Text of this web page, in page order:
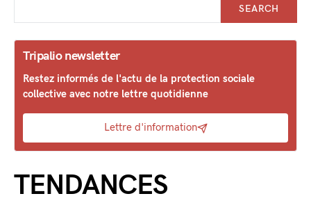
SEARCH
Tripalio newsletter
Restez informés de l'actu de la protection sociale
collective avec notre lettre quotidienne
Lettre d'information
TENDANCES